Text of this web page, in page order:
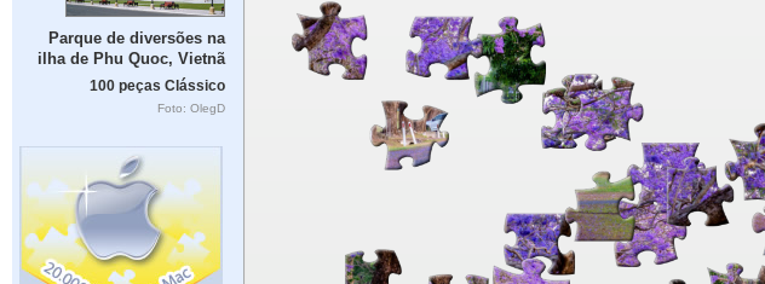
Parque de diversões na
ilha de Phu Quoc, Vietnã
100 peças Clássico
Foto: OlegD